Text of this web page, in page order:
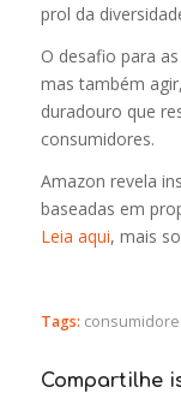
prol da
O desafio para
mas também
duradouro que
consumidores.
Amazon revela
baseadas em
Leia aqui, mais
Tags:
Compartilhe